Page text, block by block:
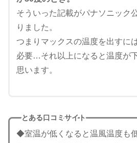
そういった記載がパナソニック
りました。
つまりマックスの温度を出すに
必要…それ以上になると温度が
思います。
とある口コミサイト
◆室温が低くなると温風温度も